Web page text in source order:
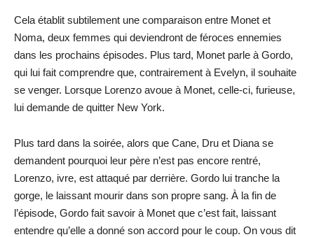
Cela établit subtilement une comparaison entre Monet et
Noma, deux femmes qui deviendront de féroces ennemies
dans les prochains épisodes. Plus tard, Monet parle à Gordo,
qui lui fait comprendre que, contrairement à Evelyn, il souhaite
se venger. Lorsque Lorenzo avoue à Monet, celle-ci, furieuse,
lui demande de quitter New York.
Plus tard dans la soirée, alors que Cane, Dru et Diana se
demandent pourquoi leur père n’est pas encore rentré,
Lorenzo, ivre, est attaqué par derrière. Gordo lui tranche la
gorge, le laissant mourir dans son propre sang. À la fin de
l’épisode, Gordo fait savoir à Monet que c’est fait, laissant
entendre qu’elle a donné son accord pour le coup. On vous dit